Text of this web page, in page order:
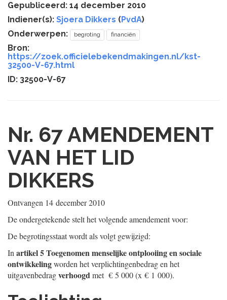
Gepubliceerd: 14 december 2010
Indiener(s): Sjoera Dikkers (PvdA)
Onderwerpen:
begroting financiën
Bron:
https://zoek.officielebekendmakingen.nl/kst-
32500-V-67.html
ID: 32500-V-67
Nr. 67AMENDEMENT
VAN HET LID
DIKKERS
Ontvangen 14 december 2010
De ondergetekende stelt het volgende amendement voor:
De begrotingsstaat wordt als volgt gewijzigd:
In artikel 5 Toegenomen menselijke ontplooiing en sociale
ontwikkelingworden het verplichtingenbedrag en het
uitgavenbedragverhoogdmet € 5 000 (x € 1 000).